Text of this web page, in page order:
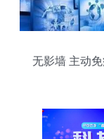
无影墙 主动